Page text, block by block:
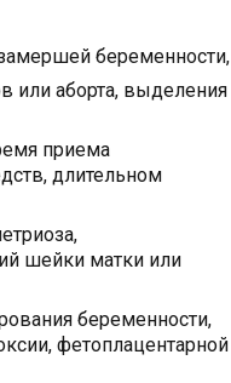
беременности,
или аборта, выделения
приема
длительном
шейки матки или
беременности,
фетоплацентарной